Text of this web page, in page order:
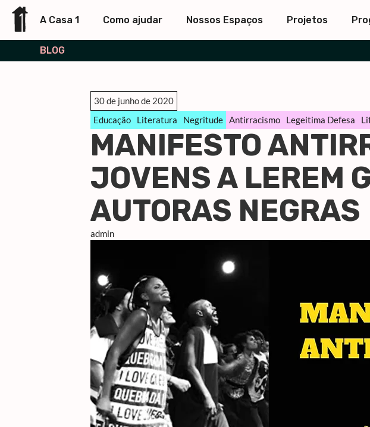
A Casa 1 Como ajudar Nossos Espaços Projetos
BLOG
30 de junho de 2020
Educação
Literatura Negritude Antirracismo Legeitima Defesa
MANIFESTO
JOVENS A LEREM
AUTORAS NEGRAS
admin